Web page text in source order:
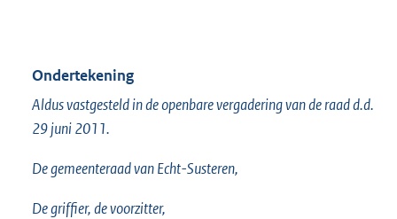
Ondertekening
Aldus vastgesteld in de openbare vergadering van de raad d.d.
29 juni 2011.
De gemeenteraad van Echt-Susteren,
De griffier, de voorzitter,